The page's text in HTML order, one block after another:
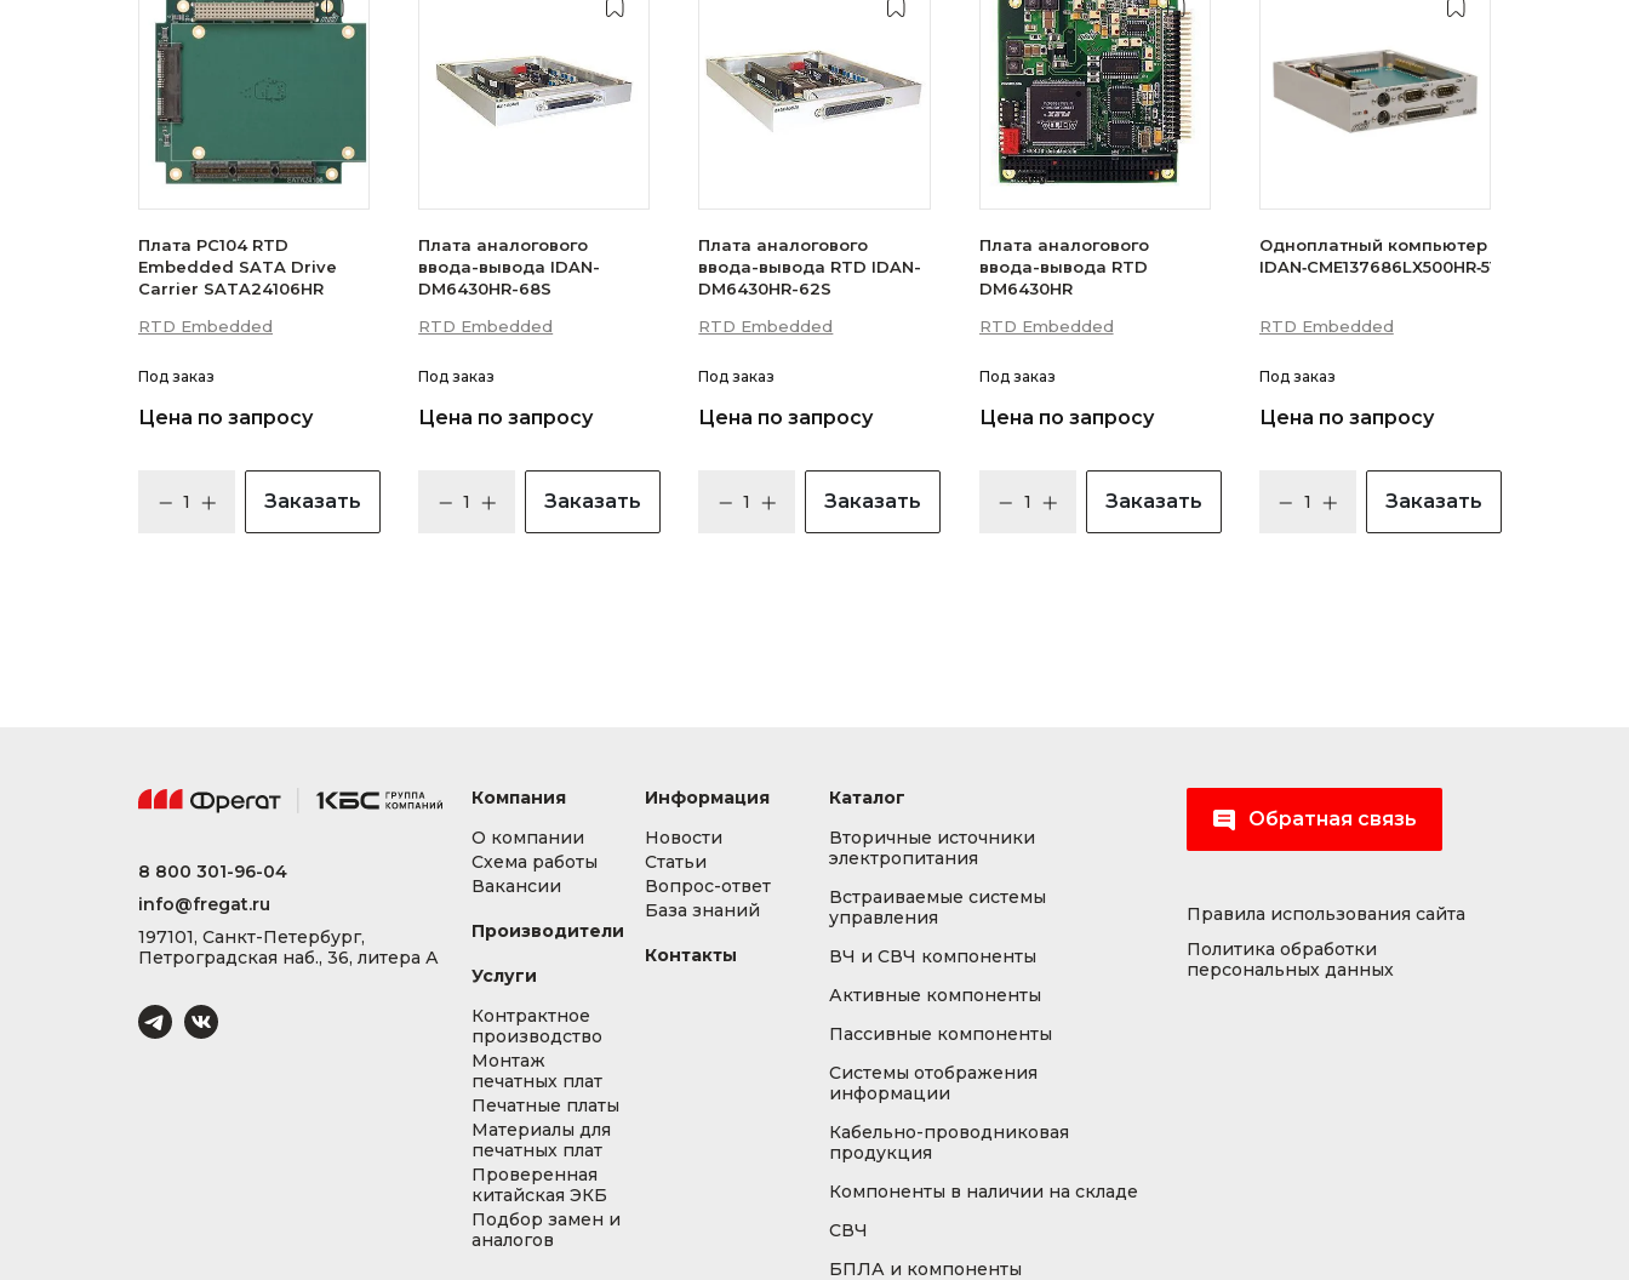
Плата PC104 RTD
Embedded SATA Drive
Carrier SATA24106HR
RTD Embedded
Под заказ
Цена по запросу
Заказать
Плата аналогового
ввода-вывода IDAN-
DM6430HR-68S
RTD Embedded
Под заказ
Цена по запросу
Заказать
Плата аналогового
ввода-вывода RTD IDAN-
DM6430HR-62S
RTD Embedded
Под заказ
Цена по запросу
Заказать
Плата аналогового
ввода-вывода RTD
DM6430HR
RTD Embedded
Под заказ
Цена по запросу
Заказать
Одноплатный компьютер
IDAN‑CME137686LX500HR‑512D
RTD Embedded
Под заказ
Цена по запросу
Заказать
8 800 301-96-04
info@fregat.ru
197101, Санкт-Петербург,
Петроградская наб., 36, литера А
Компания
О компании
Схема работы
Вакансии
Производители
Услуги
Контрактное
производство
Монтаж
печатных плат
Печатные платы
Материалы для
печатных плат
Проверенная
китайская ЭКБ
Подбор замен и
аналогов
Информация
Новости
Статьи
Вопрос-ответ
База знаний
Контакты
Каталог
Вторичные источники
электропитания
Встраиваемые системы
управления
ВЧ и СВЧ компоненты
Активные компоненты
Пассивные компоненты
Системы отображения
информации
Кабельно-проводниковая
продукция
Компоненты в наличии на складе
СВЧ
БПЛА и компоненты
Обратная связь
Правила использования сайта
Политика обработки
персональных данных